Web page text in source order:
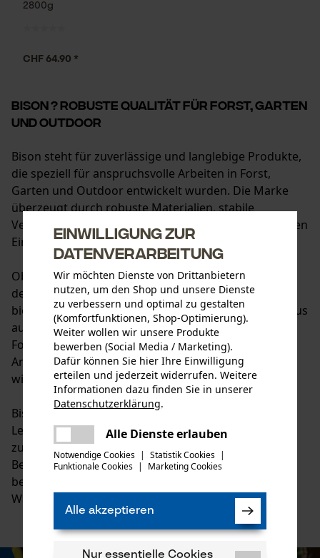
2800g
CHF 64.90 *
Bison ? Robuste Qualität für Forst, Garten
und Outdoor
Bison steht für zuverlässige und langlebige Produkte,
die speziell für anspruchsvolle Arbeiten in Forst,
Garten und Outdoor entwickelt wurden. Die Marke
überzeugt durch robuste Materialien, stabile
Verarbeitung und eine hohe Belastbarkeit im täglichen
Einsatz.
Ob Werkzeuge, Zubehör oder praktische Helfer für
den professionellen und privaten Gebrauch ? Bison
bietet durchdachte Lösungen mit einem starken Fokus
auf Funktionalität und Langlebigkeit. Besonders im
Forst und bei intensiven Gartenarbeiten schätzen
Anwender die einfache Handhabung und die
widerstandsfähige Qualität.
Bison ist bekannt für ein ausgezeichnetes Preis-
Leistungs-Verhältnis, praxisorientierte Produkte und
zuverlässige Leistung auch unter anspruchsvollen
Bedingungen. Wer auf robuste Ausrüstung und
bewährte Qualität setzt, trifft mit Bison die richtige
Wahl.
Einwilligung zur
Datenverarbeitung
Wir möchten Dienste von Drittanbietern
nutzen, um den Shop und unsere Dienste
zu verbessern und optimal zu gestalten
(Komfortfunktionen, Shop-Optimierung).
Weiter wollen wir unsere Produkte
bewerben (Social Media / Marketing).
Dafür können Sie hier Ihre Einwilligung
erteilen und jederzeit widerrufen. Weitere
Informationen dazu finden Sie in unserer
Datenschutzerklärung.
Alle Dienste erlauben
Notwendige Cookies | Statistik Cookies |
Funktionale Cookies | Marketing Cookies
Alle akzeptieren
Nur essentielle Cookies
Es ist ein Fehler aufgetreten. Bitte
versuchen Sie es erneut.
mail